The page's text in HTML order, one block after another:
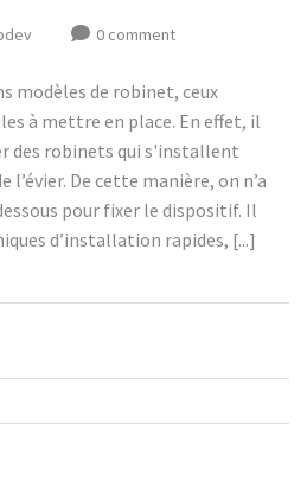
0 comment
modèles de robinet, ceux
à mettre en place. En effet, il
des robinets qui s'installent
De cette manière, on n’a
pour fixer le dispositif. Il
d’installation rapides, [...]